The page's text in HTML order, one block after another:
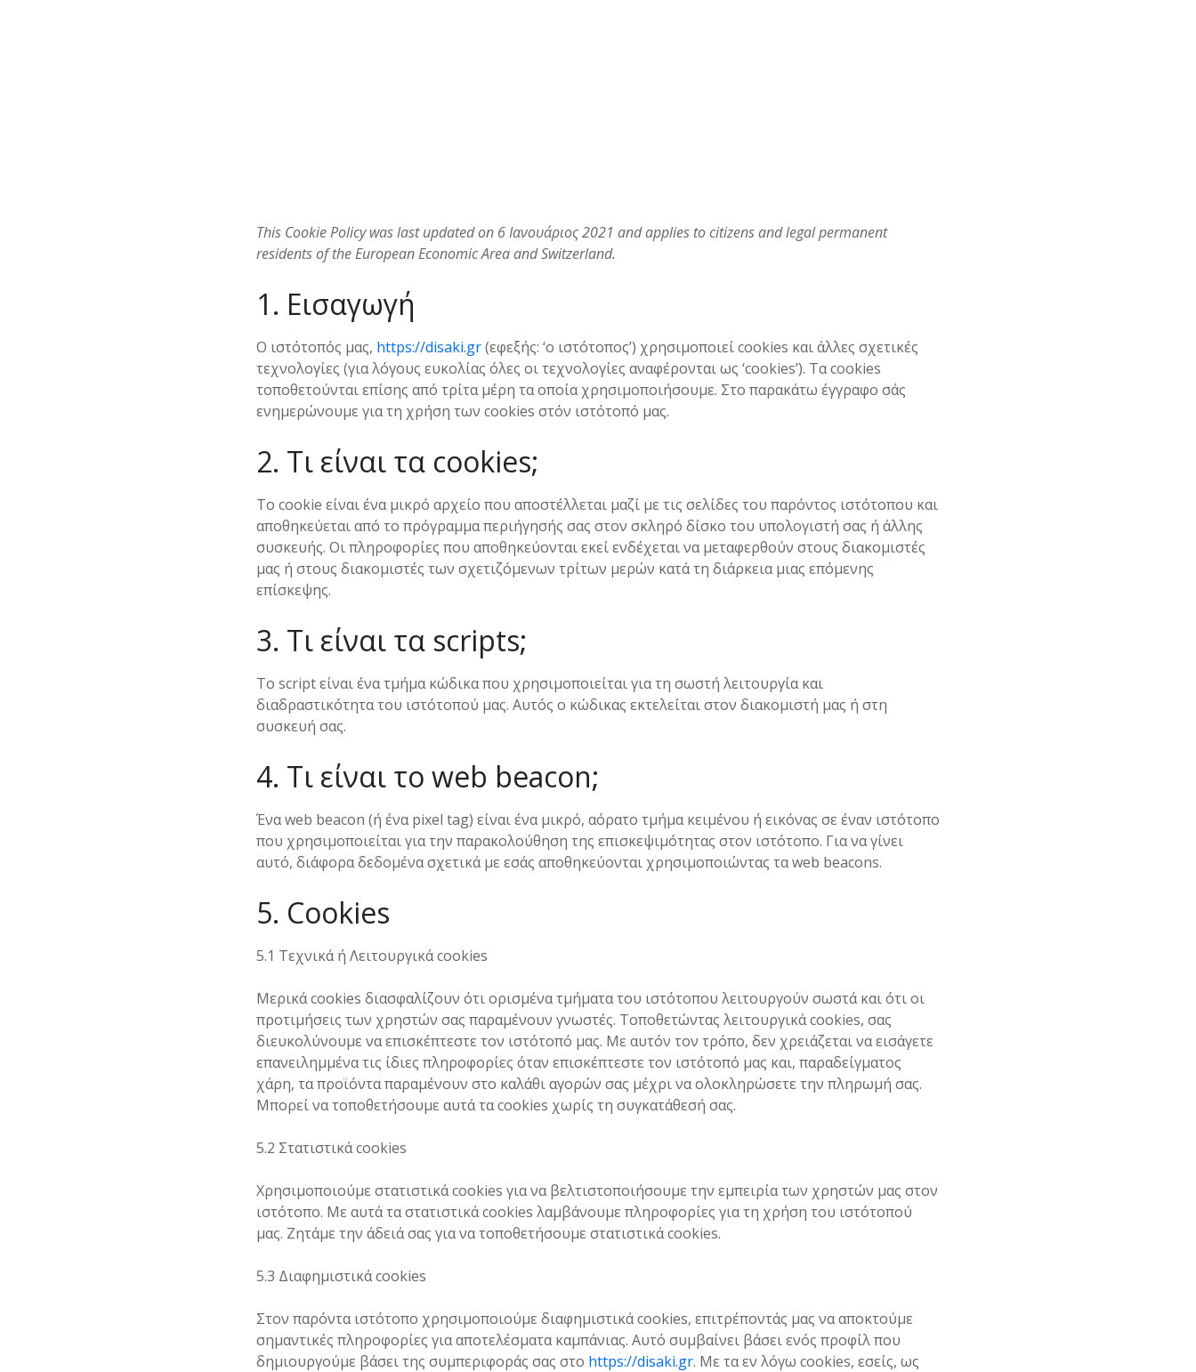
This Cookie Policy was last updated on 6 Ιανουάριος 2021 and applies to citizens and legal permanent
residents of the European Economic Area and Switzerland.
1. Εισαγωγή
Ο ιστότοπός μας, https://disaki.gr(εφεξής: ‘ο ιστότοπος’) χρησιμοποιεί cookies και άλλες σχετικές
τεχνολογίες (για λόγους ευκολίας όλες οι τεχνολογίες αναφέρονται ως ‘cookies’). Τα cookies
τοποθετούνται επίσης από τρίτα μέρη τα οποία χρησιμοποιήσουμε. Στο παρακάτω έγγραφο σάς
ενημερώνουμε για τη χρήση των cookies στόν ιστότοπό μας.
2. Τι είναι τα cookies;
Το cookie είναι ένα μικρό αρχείο που αποστέλλεται μαζί με τις σελίδες του παρόντος ιστότοπου και
αποθηκεύεται από το πρόγραμμα περιήγησής σας στον σκληρό δίσκο του υπολογιστή σας ή άλλης
συσκευής. Οι πληροφορίες που αποθηκεύονται εκεί ενδέχεται να μεταφερθούν στους διακομιστές
μας ή στους διακομιστές των σχετιζόμενων τρίτων μερών κατά τη διάρκεια μιας επόμενης
επίσκεψης.
3. Τι είναι τα scripts;
Το script είναι ένα τμήμα κώδικα που χρησιμοποιείται για τη σωστή λειτουργία και
διαδραστικότητα του ιστότοπού μας. Αυτός ο κώδικας εκτελείται στον διακομιστή μας ή στη
συσκευή σας.
4. Τι είναι το web beacon;
Ένα web beacon (ή ένα pixel tag) είναι ένα μικρό, αόρατο τμήμα κειμένου ή εικόνας σε έναν ιστότοπο
που χρησιμοποιείται για την παρακολούθηση της επισκεψιμότητας στον ιστότοπο. Για να γίνει
αυτό, διάφορα δεδομένα σχετικά με εσάς αποθηκεύονται χρησιμοποιώντας τα web beacons.
5. Cookies
5.1 Τεχνικά ή Λειτουργικά cookies
Μερικά cookies διασφαλίζουν ότι ορισμένα τμήματα του ιστότοπου λειτουργούν σωστά και ότι οι
προτιμήσεις των χρηστών σας παραμένουν γνωστές. Τοποθετώντας λειτουργικά cookies, σας
διευκολύνουμε να επισκέπτεστε τον ιστότοπό μας. Με αυτόν τον τρόπο, δεν χρειάζεται να εισάγετε
επανειλημμένα τις ίδιες πληροφορίες όταν επισκέπτεστε τον ιστότοπό μας και, παραδείγματος
χάρη, τα προϊόντα παραμένουν στο καλάθι αγορών σας μέχρι να ολοκληρώσετε την πληρωμή σας.
Μπορεί να τοποθετήσουμε αυτά τα cookies χωρίς τη συγκατάθεσή σας.
5.2 Στατιστικά cookies
Χρησιμοποιούμε στατιστικά cookies για να βελτιστοποιήσουμε την εμπειρία των χρηστών μας στον
ιστότοπο. Με αυτά τα στατιστικά cookies λαμβάνουμε πληροφορίες για τη χρήση του ιστότοπού
μας. Ζητάμε την άδειά σας για να τοποθετήσουμε στατιστικά cookies.
5.3 Διαφημιστικά cookies
Στον παρόντα ιστότοπο χρησιμοποιούμε διαφημιστικά cookies, επιτρέποντάς μας να αποκτούμε
σημαντικές πληροφορίες για αποτελέσματα καμπάνιας. Αυτό συμβαίνει βάσει ενός προφίλ που
δημιουργούμε βάσει της συμπεριφοράς σας στο https://disaki.gr. Με τα εν λόγω cookies, εσείς, ως